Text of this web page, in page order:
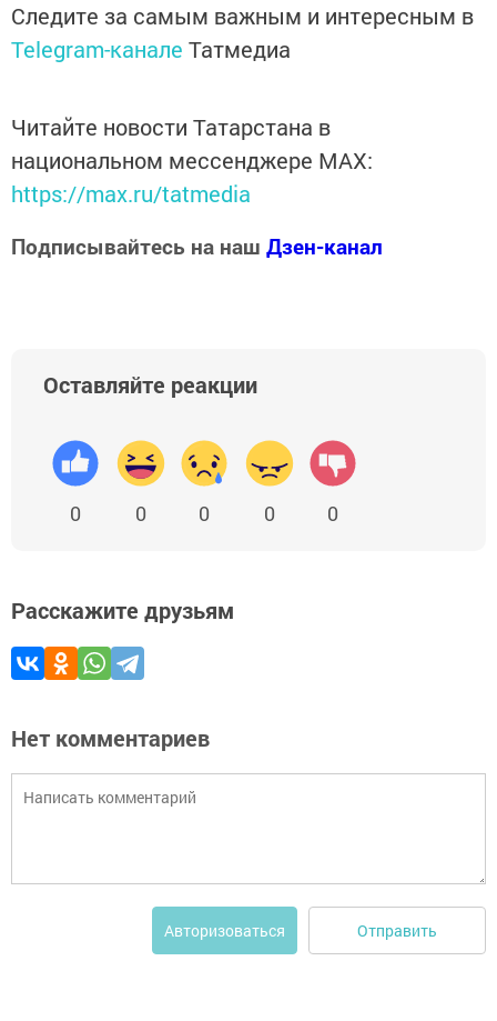
Следите за самым важным и интересным в
Telegram-канале Татмедиа
Читайте новости Татарстана в
национальном мессенджере MАХ:
https://max.ru/tatmedia
Подписывайтесь на наш Дзен-канал
Оставляйте реакции
0 0 0 0 0
Расскажите друзьям
Нет комментариев
Авторизоваться Отправить